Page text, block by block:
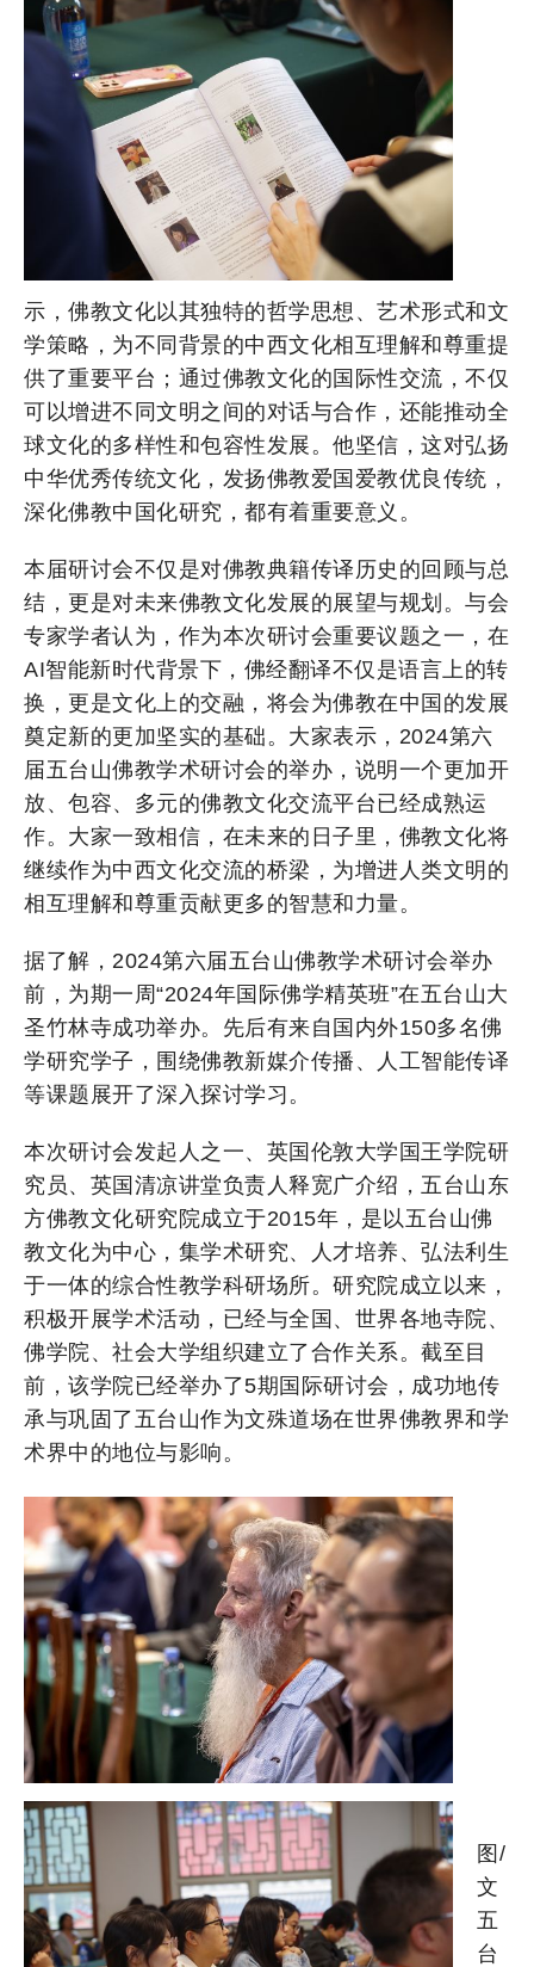
示，佛教文化以其独特的哲学思想、艺术形式和文
学策略，为不同背景的中西文化相互理解和尊重提
供了重要平台；通过佛教文化的国际性交流，不仅
可以增进不同文明之间的对话与合作，还能推动全
球文化的多样性和包容性发展。他坚信，这对弘扬
中华优秀传统文化，发扬佛教爱国爱教优良传统，
深化佛教中国化研究，都有着重要意义。
本届研讨会不仅是对佛教典籍传译历史的回顾与总
结，更是对未来佛教文化发展的展望与规划。与会
专家学者认为，作为本次研讨会重要议题之一，在
AI智能新时代背景下，佛经翻译不仅是语言上的转
换，更是文化上的交融，将会为佛教在中国的发展
奠定新的更加坚实的基础。大家表示，2024第六
届五台山佛教学术研讨会的举办，说明一个更加开
放、包容、多元的佛教文化交流平台已经成熟运
作。大家一致相信，在未来的日子里，佛教文化将
继续作为中西文化交流的桥梁，为增进人类文明的
相互理解和尊重贡献更多的智慧和力量。
据了解，2024第六届五台山佛教学术研讨会举办
前，为期一周“2024年国际佛学精英班”在五台山大
圣竹林寺成功举办。先后有来自国内外150多名佛
学研究学子，围绕佛教新媒介传播、人工智能传译
等课题展开了深入探讨学习。
本次研讨会发起人之一、英国伦敦大学国王学院研
究员、英国清凉讲堂负责人释宽广介绍，五台山东
方佛教文化研究院成立于2015年，是以五台山佛
教文化为中心，集学术研究、人才培养、弘法利生
于一体的综合性教学科研场所。研究院成立以来，
积极开展学术活动，已经与全国、世界各地寺院、
佛学院、社会大学组织建立了合作关系。截至目
前，该学院已经举办了5期国际研讨会，成功地传
承与巩固了五台山作为文殊道场在世界佛教界和学
术界中的地位与影响。
图/
文
五
台